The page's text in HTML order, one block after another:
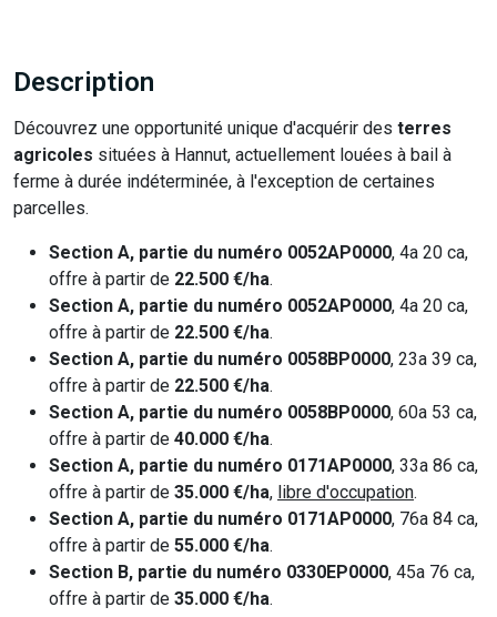
Description
Découvrez une opportunité unique d'acquérir des terres
agricoles situées à Hannut, actuellement louées à bail à
ferme à durée indéterminée, à l'exception de certaines
parcelles.
Section A, partie du numéro 0052AP0000, 4a 20 ca,
offre à partir de 22.500 €/ha.
Section A, partie du numéro 0052AP0000, 4a 20 ca,
offre à partir de 22.500 €/ha.
Section A, partie du numéro 0058BP0000, 23a 39 ca,
offre à partir de 22.500 €/ha.
Section A, partie du numéro 0058BP0000, 60a 53 ca,
offre à partir de 40.000 €/ha.
Section A, partie du numéro 0171AP0000, 33a 86 ca,
offre à partir de 35.000 €/ha, libre d'occupation.
Section A, partie du numéro 0171AP0000, 76a 84 ca,
offre à partir de 55.000 €/ha.
Section B, partie du numéro 0330EP0000, 45a 76 ca,
offre à partir de 35.000 €/ha.